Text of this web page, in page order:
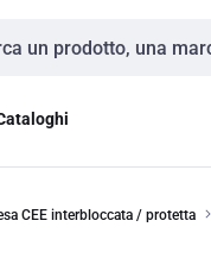
CEE interbloccata / protetta